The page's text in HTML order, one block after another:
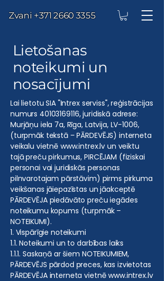
Zvani +371 2660 3355
Lietošanas
noteikumi un
nosacījumi
Lai lietotu SIA "Intrex serviss", reģistrācijas
numurs 40103169116, juridiskā adrese:
Murjāņu iela 7a, Rīga, Latvija, LV-1006,
(turpmāk tekstā – PĀRDEVĒJS) interneta
veikalu vietnē www.intrex.lv un veiktu
tajā preču pirkumus, PIRCĒJAM (fiziskai
personai vai juridiskās personas
pilnvarotajam pārstāvim) pirms pirkuma
veikšanas jāiepazīstas un jāakceptē
PĀRDEVĒJA piedāvāto preču iegādes
noteikumu kopums (turpmāk –
NOTEIKUMI).
1. Vispārīgie noteikumi
1.1. Noteikumi un to darbības laiks
1.1.1. Saskaņā ar šiem NOTEIKUMIEM,
PĀRDEVĒJS pārdod preces, kas izvietotas
PĀRDEVĒJA interneta vietnēwww.intrex.lv